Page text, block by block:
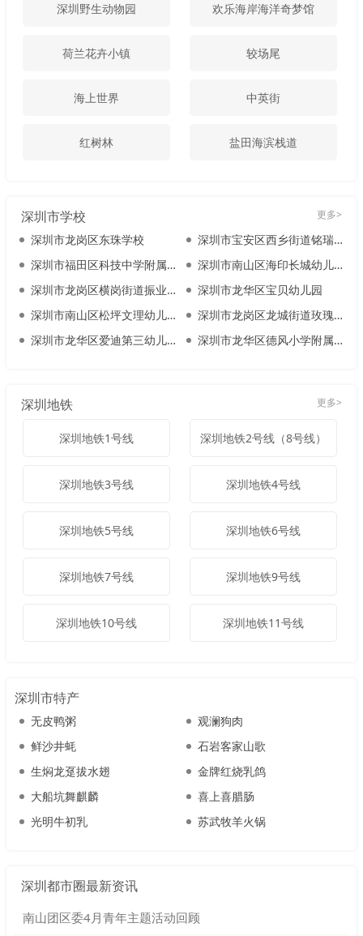
深圳野生动物园 欢乐海岸海洋奇梦馆
荷兰花卉小镇 较场尾
海上世界 中英街
红树林 盐田海滨栈道
深圳市学校 更多>
深圳市龙岗区东珠学校
深圳市宝安区西乡街道铭瑞幼儿园
深圳市福田区科技中学附属幼儿园
深圳市南山区海印长城幼儿园
深圳市龙岗区横岗街道振业城第一幼儿园
深圳市龙华区宝贝幼儿园
深圳市南山区松坪文理幼儿园
深圳市龙岗区龙城街道玫瑰园幼儿园
深圳市龙华区爱迪第三幼儿园
深圳市龙华区德风小学附属白鸽湖幼儿园
深圳地铁 更多>
深圳地铁1号线 深圳地铁2号线（8号线）
深圳地铁3号线 深圳地铁4号线
深圳地铁5号线 深圳地铁6号线
深圳地铁7号线 深圳地铁9号线
深圳地铁10号线 深圳地铁11号线
深圳市特产
无皮鸭粥
观澜狗肉
鲜沙井蚝
石岩客家山歌
生焖龙趸拔水翅
金牌红烧乳鸽
大船坑舞麒麟
喜上喜腊肠
光明牛初乳
苏武牧羊火锅
深圳都市圈最新资讯
南山团区委4月青年主题活动回顾